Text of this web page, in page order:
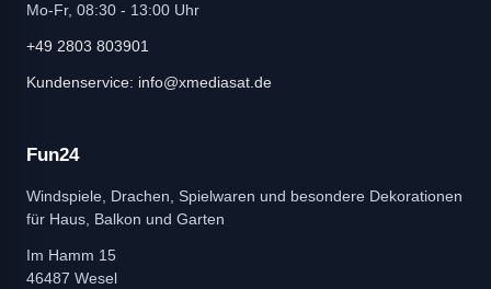
Mo-Fr, 08:30 - 13:00 Uhr
+49 2803 803901
Kundenservice: info@xmediasat.de
Fun24
Windspiele, Drachen, Spielwaren und besondere Dekorationen
für Haus, Balkon und Garten
Im Hamm 15
46487 Wesel